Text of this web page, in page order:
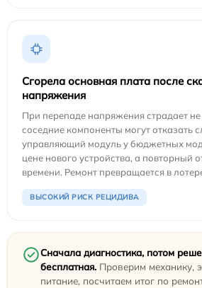
Сгорела основная плата после
напряжения
При перепаде напряжения страдает не
соседние компоненты могут отказать
управляющий модуль у бюджетных
цене нового устройства, а повторный
времени. Ремонт превращается в
ВЫСОКИЙ РИСК РЕЦИДИВА
Сначала диагностика, потом
бесплатная. Проверим механику,
питание, посчитаем итог по